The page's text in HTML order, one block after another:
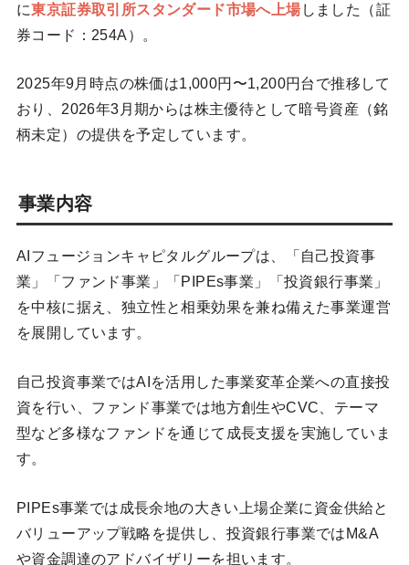
に東京証券取引所スタンダード市場へ上場しました（証
券コード：254A）。
2025年9月時点の株価は1,000円〜1,200円台で推移して
おり、2026年3月期からは株主優待として暗号資産（銘
柄未定）の提供を予定しています。
事業内容
AIフュージョンキャピタルグループは、「自己投資事
業」「ファンド事業」「PIPEs事業」「投資銀行事業」
を中核に据え、独立性と相乗効果を兼ね備えた事業運営
を展開しています。
自己投資事業ではAIを活用した事業変革企業への直接投
資を行い、ファンド事業では地方創生やCVC、テーマ
型など多様なファンドを通じて成長支援を実施していま
す。
PIPEs事業では成長余地の大きい上場企業に資金供給と
バリューアップ戦略を提供し、投資銀行事業ではM&A
や資金調達のアドバイザリーを担います。